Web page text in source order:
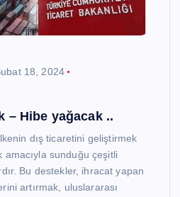
18, 2024
– Hibe yağacak ..
dış ticaretini geliştirmek
amacıyla sunduğu çeşitli
Bu destekler, ihracat yapan
artırmak, uluslararası